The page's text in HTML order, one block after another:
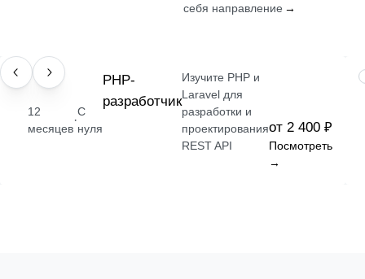
себя направление →
ПРОФЕССИЯ
12
месяцев
·
С
нуля
РНР-
разработчик
Изучите PHP и
Laravel для
разработки и
проектирования
REST API
от 2 400 ₽
Посмотреть
→